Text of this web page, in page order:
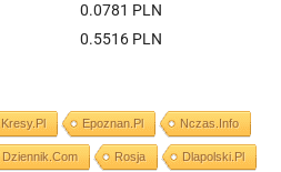
0.0781 PLN
0.5516 PLN
Kresy.pl Epoznan.pl Nczas.info
Dziennik.com Rosja Dlapolski.pl